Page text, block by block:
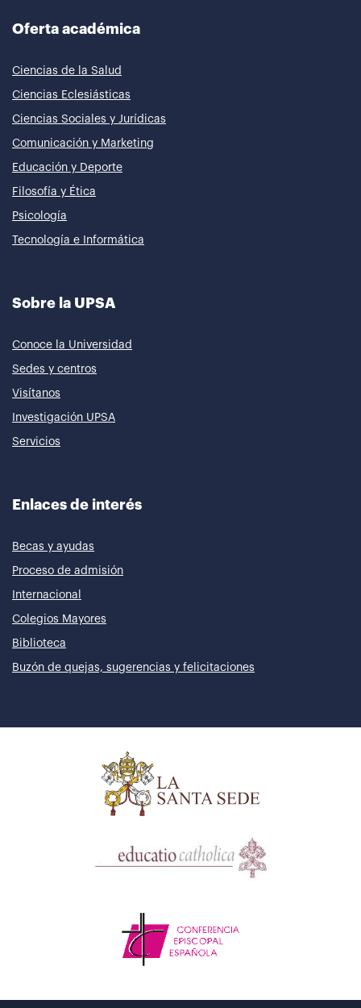
Oferta académica
Ciencias de la Salud
Ciencias Eclesiásticas
Ciencias Sociales y Jurídicas
Comunicación y Marketing
Educación y Deporte
Filosofía y Ética
Psicología
Tecnología e Informática
Sobre la UPSA
Conoce la Universidad
Sedes y centros
Visítanos
Investigación UPSA
Servicios
Enlaces de interés
Becas y ayudas
Proceso de admisión
Internacional
Colegios Mayores
Biblioteca
Buzón de quejas, sugerencias y felicitaciones